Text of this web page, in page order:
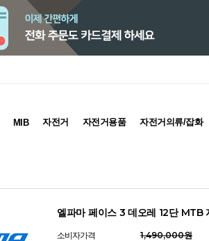
MIB 자전거 자전거용품 자전거의류/잡화
엘파마 페이스 3 데오레 12단 MTB
소비자가격 1,490,000원